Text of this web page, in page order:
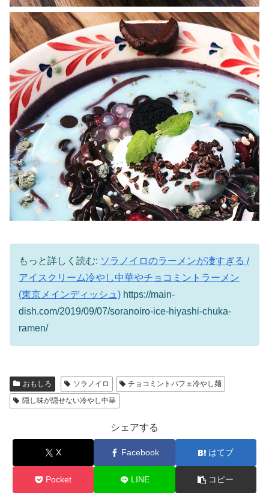
もっと詳しく読む: ソラノイロのラーメンが凄すぎる /
アイスクリーム冷やし中華やチョコミントラーメン
(東京メインディッシュ) https://main-
dish.com/2019/09/07/soranoiro-ice-hiyashi-chuka-
ramen/
おもしろ ソラノイロ
チョコミントパフェ冷やし麺
隠し味が隠せない冷やし中華
シェアする
X Facebook はてブ
Pocket LINE コピー